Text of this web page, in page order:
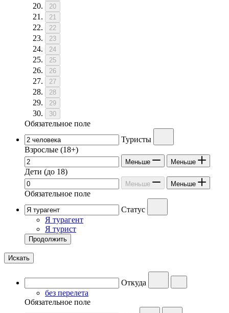
20
21
22
23
24
25
26
27
28
29
30
Обязательное поле
Туристы
Взрослые (18+)
Меньше Меньше
Дети (до 18)
Меньше Меньше
Обязательное поле
Статус
Я турагент
Я турист
Продолжить
Искать
Откуда
без перелета
Обязательное поле